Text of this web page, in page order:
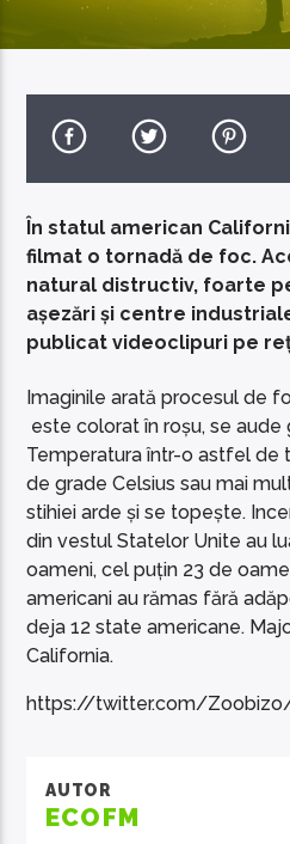
În statul american
filmat o tornadă de foc.
natural distructiv, foarte
așezări și centre
publicat videoclipuri pe
Imaginile arată procesul de
este colorat în roșu, se aude
Temperatura într-o astfel de
de grade Celsius sau mai
stihiei arde și se topește.
din vestul Statelor Unite au
oameni, cel puțin 23 de
americani au rămas fără
deja 12 state americane.
California.
https://twitter.com/
AUTOR
ECOFM